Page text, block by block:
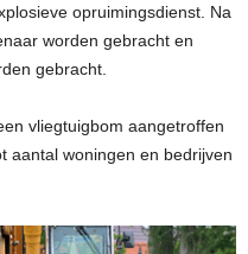
opruimingsdienst. Na
worden gebracht en
gebracht.
vliegtuigbom aangetroffen
aantal woningen en bedrijven